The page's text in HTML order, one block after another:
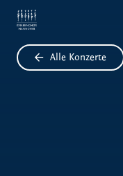
 Alle Konzerte